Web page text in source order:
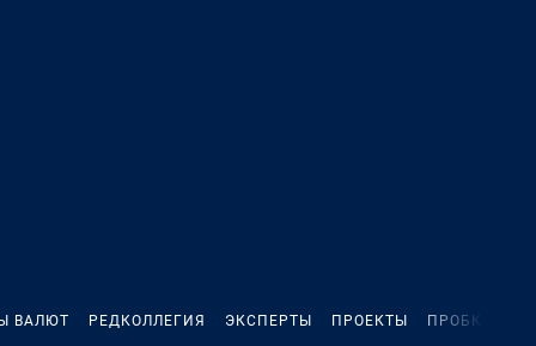
ВАЛЮТ РЕДКОЛЛЕГИЯ ЭКСПЕРТЫ ПРОЕКТЫ ПРОБКИ